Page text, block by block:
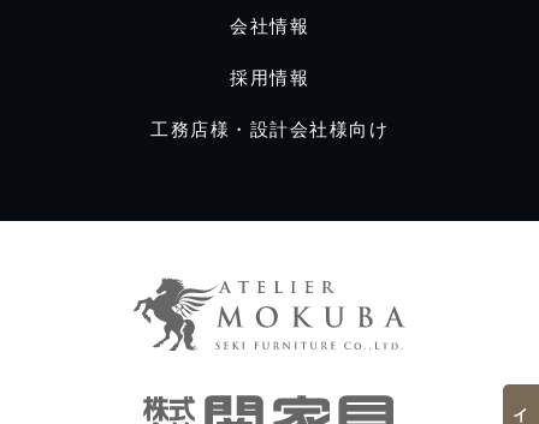
会社情報
採用情報
工務店様・設計会社様向け